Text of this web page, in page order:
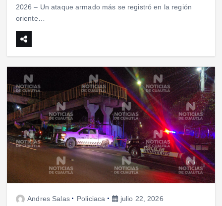
2026 – Un ataque armado más se registró en la región
oriente…
Andres Salas Policiaca julio 22, 2026